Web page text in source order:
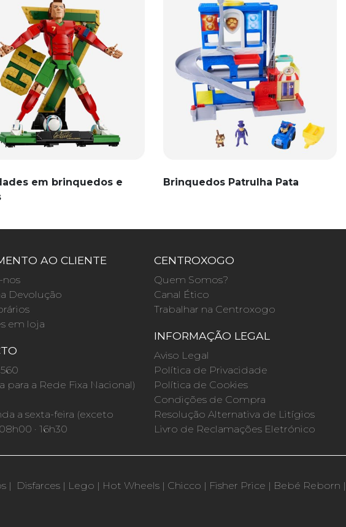
em brinquedos e
Brinquedos Patrulha Pata
AO CLIENTE
nos
Devolução
em loja
para a Rede Fixa Nacional)
a sexta-feira (exceto
· 16h30
CENTROXOGO
Quem Somos?
Canal Ético
Trabalhar na Centroxogo
INFORMAÇÃO LEGAL
Aviso Legal
Política de Privacidade
Política de Cookies
Condições de Compra
Resolução Alternativa de Litígios
Livro de Reclamações Eletrónico
| Disfarces | Lego | Hot Wheels | Chicco | Fisher Price | Bebé Reborn |